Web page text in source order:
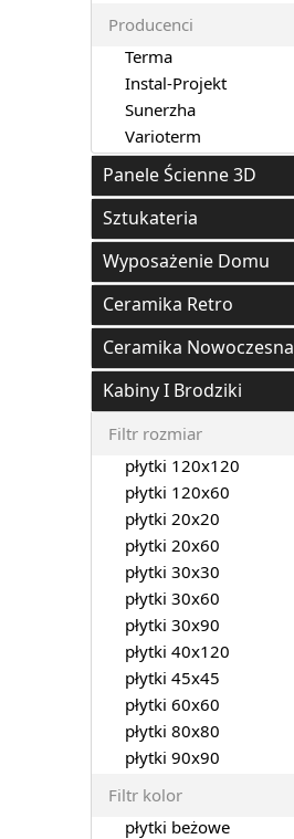
Producenci
Terma
Instal-Projekt
Sunerzha
Varioterm
Panele Ścienne 3D
Sztukateria
Wyposażenie Domu
Ceramika Retro
Ceramika Nowoczesna
Kabiny I Brodziki
Filtr rozmiar
płytki 120x120
płytki 120x60
płytki 20x20
płytki 20x60
płytki 30x30
płytki 30x60
płytki 30x90
płytki 40x120
płytki 45x45
płytki 60x60
płytki 80x80
płytki 90x90
Filtr kolor
płytki beżowe